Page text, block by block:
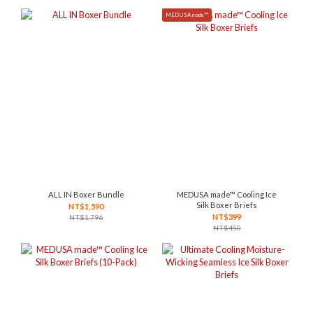
ALL IN Boxer Bundle
NT$1,590
NT$1,796
MEDUSA made™
MEDUSA made™ Cooling Ice
Silk Boxer Briefs
NT$399
NT$450